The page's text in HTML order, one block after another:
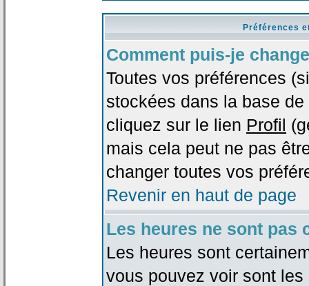
Préférences
Comment puis-je
Toutes vos préférences
stockées dans la base
cliquez sur le lien Profil
mais cela peut ne pas
changer toutes vos
Revenir en haut de page
Les heures ne sont pas
Les heures sont
vous pouvez voir sont